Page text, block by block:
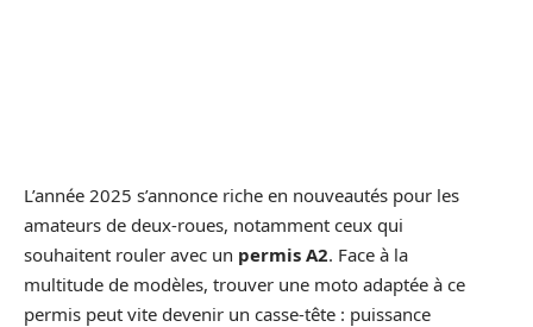
L’année 2025 s’annonce riche en nouveautés pour les
amateurs de deux-roues, notamment ceux qui
souhaitent rouler avec un permis A2. Face à la
multitude de modèles, trouver une moto adaptée à ce
permis peut vite devenir un casse-tête : puissance